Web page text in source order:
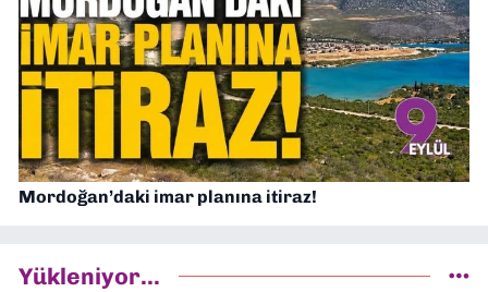
Mordoğan’daki imar planına itiraz!
Yükleniyor...